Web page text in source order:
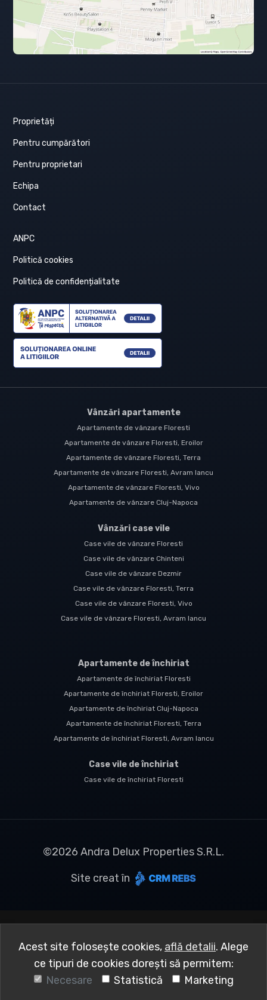
Proprietăți
Pentru cumpărători
Pentru proprietari
Echipa
Contact
ANPC
Politică cookies
Politică de confidențialitate
Vânzări apartamente
Apartamente de vânzare Floresti
Apartamente de vânzare Floresti, Eroilor
Apartamente de vânzare Floresti, Terra
Apartamente de vânzare Floresti, Avram Iancu
Apartamente de vânzare Floresti, Vivo
Apartamente de vânzare Cluj-Napoca
Vânzări case vile
Case vile de vânzare Floresti
Case vile de vânzare Chinteni
Case vile de vânzare Dezmir
Case vile de vânzare Floresti, Terra
Case vile de vânzare Floresti, Vivo
Case vile de vânzare Floresti, Avram Iancu
Apartamente de închiriat
Apartamente de închiriat Floresti
Apartamente de închiriat Floresti, Eroilor
Apartamente de închiriat Cluj-Napoca
Apartamente de închiriat Floresti, Terra
Apartamente de închiriat Floresti, Avram Iancu
Case vile de închiriat
Case vile de închiriat Floresti
©2026 Andra Delux Properties S.R.L.
Site creat în
Acest site folosește cookies, află detalii. Alege
ce tipuri de cookies dorești să permitem:
Necesare
Statistică Marketing